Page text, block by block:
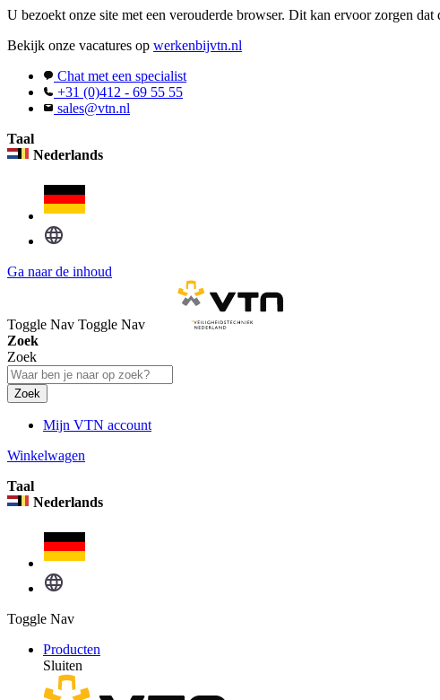
U bezoekt onze site met een verouderde browser. Dit kan ervoor zorgen
Bekijk onze vacatures op werkenbijvtn.nl
Chat met een specialist
+31 (0)412 - 69 55 55
sales@vtn.nl
Taal
Nederlands
Ga naar de inhoud
Toggle Nav Toggle Nav
Zoek
Zoek
Zoek
Mijn VTN account
Winkelwagen
Taal
Nederlands
Toggle Nav
Producten
Sluiten